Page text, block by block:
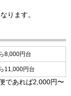
ります。
8,000円台
11,000円台
であれば2,000円〜